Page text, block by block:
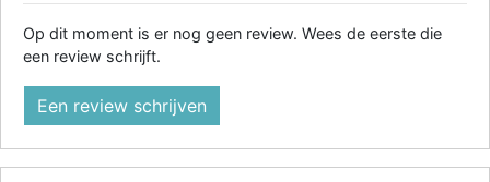
Op dit moment is er nog geen review. Wees de eerste die
een review schrijft.
Een review schrijven